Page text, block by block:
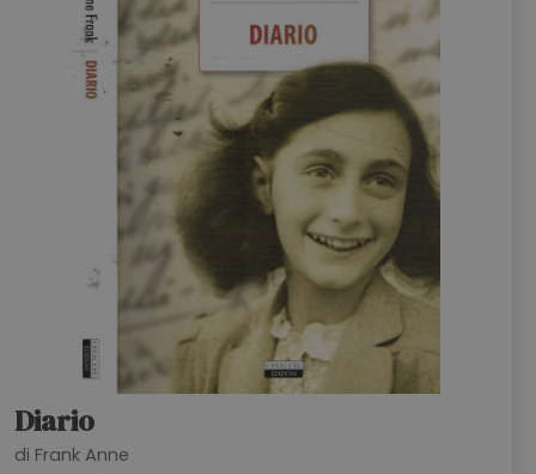
Diario
di Frank Anne